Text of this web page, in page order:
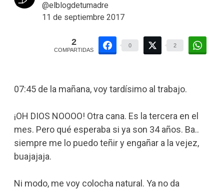
@elblogdetumadre
11 de septiembre 2017
2
COMPARTIDAS
0 2
07:45 de la mañana, voy tardísimo al trabajo.
¡OH DIOS NOOOO! Otra cana. Es la tercera en el
mes. Pero qué esperaba si ya son 34 años. Ba..
siempre me lo puedo teñir y engañar a la vejez,
buajajaja.
Ni modo, me voy colocha natural. Ya no da